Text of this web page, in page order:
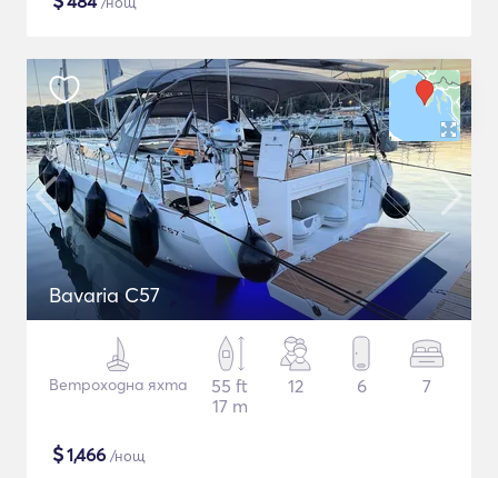
Bavaria C57
Ветроходна яхта
55 ft
17 m
12 6 7
$1,466 /нощ